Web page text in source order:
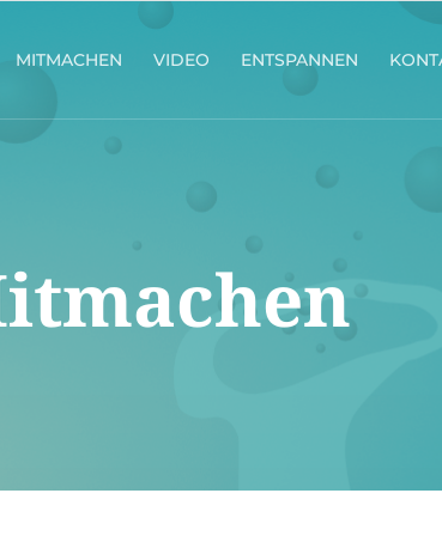
MITMACHEN VIDEO ENTSPANNEN